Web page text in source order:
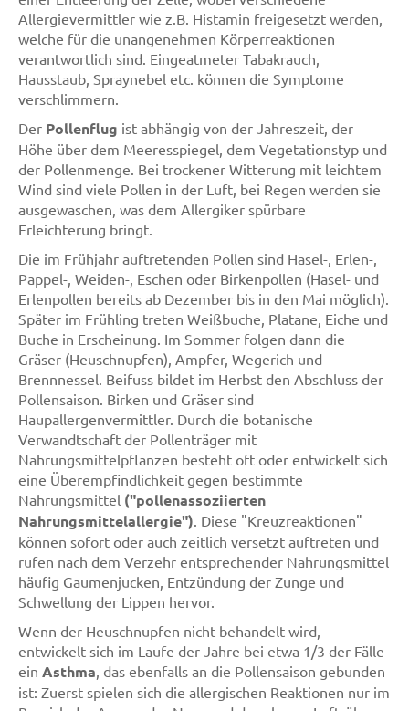
Allergievermittler wie z.B. Histamin freigesetzt werden,
welche für die unangenehmen Körperreaktionen
verantwortlich sind. Eingeatmeter Tabakrauch,
Hausstaub, Spraynebel etc. können die Symptome
verschlimmern.
Der Pollenflug ist abhängig von der Jahreszeit, der
Höhe über dem Meeresspiegel, dem Vegetationstyp und
der Pollenmenge. Bei trockener Witterung mit leichtem
Wind sind viele Pollen in der Luft, bei Regen werden sie
ausgewaschen, was dem Allergiker spürbare
Erleichterung bringt.
Die im Frühjahr auftretenden Pollen sind Hasel-, Erlen-,
Pappel-, Weiden-, Eschen oder Birkenpollen (Hasel- und
Erlenpollen bereits ab Dezember bis in den Mai möglich).
Später im Frühling treten Weißbuche, Platane, Eiche und
Buche in Erscheinung. Im Sommer folgen dann die
Gräser (Heuschnupfen), Ampfer, Wegerich und
Brennnessel. Beifuss bildet im Herbst den Abschluss der
Pollensaison. Birken und Gräser sind
Haupallergenvermittler. Durch die botanische
Verwandtschaft der Pollenträger mit
Nahrungsmittelpflanzen besteht oft oder entwickelt sich
eine Überempfindlichkeit gegen bestimmte
Nahrungsmittel ("pollenassoziierten
Nahrungsmittelallergie"). Diese "Kreuzreaktionen"
können sofort oder auch zeitlich versetzt auftreten und
rufen nach dem Verzehr entsprechender Nahrungsmittel
häufig Gaumenjucken, Entzündung der Zunge und
Schwellung der Lippen hervor.
Wenn der Heuschnupfen nicht behandelt wird,
entwickelt sich im Laufe der Jahre bei etwa 1/3 der Fälle
ein Asthma, das ebenfalls an die Pollensaison gebunden
ist: Zuerst spielen sich die allergischen Reaktionen nur im